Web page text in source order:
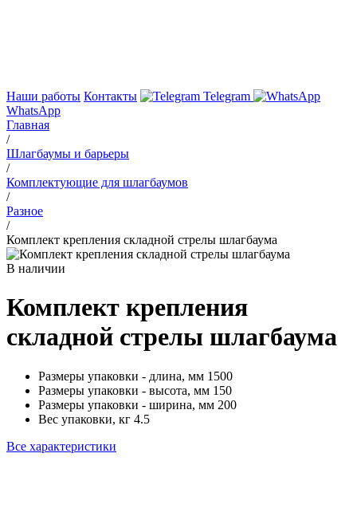
Наши работы Контакты
Telegram
WhatsApp
Главная
/
Шлагбаумы и барьеры
/
Комплектующие для шлагбаумов
/
Разное
/
Комплект крепления складной стрелы шлагбаума
В наличии
Комплект крепления
складной стрелы шлагбаума
Размеры упаковки - длина, мм 1500
Размеры упаковки - высота, мм 150
Размеры упаковки - ширина, мм 200
Вес упаковки, кг 4.5
Все характеристики